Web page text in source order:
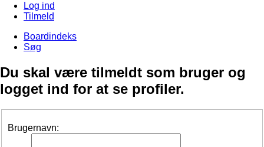
Log ind
Tilmeld
Boardindeks
Søg
Du skal være tilmeldt som bruger og
logget ind for at se profiler.
Brugernavn: